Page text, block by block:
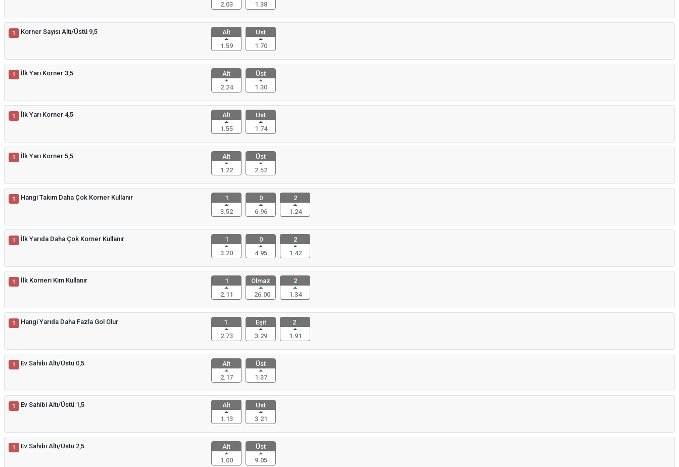
2.03
1.38
1 Korner Sayısı Altı/Üstü 9,5
Alt
1.59
Üst
1.70
1 İlk Yarı Korner 3,5
Alt
2.24
Üst
1.30
1 İlk Yarı Korner 4,5
Alt
1.55
Üst
1.74
1 İlk Yarı Korner 5,5
Alt
1.22
Üst
2.52
1 Hangi Takım Daha Çok Korner Kullanır
1
3.52
0
6.96
2
1.24
1 İlk Yarıda Daha Çok Korner Kullanır
1
3.20
0
4.95
2
1.42
1 İlk Korneri Kim Kullanır
1
2.11
Olmaz
26.00
2
1.34
1 Hangi Yarıda Daha Fazla Gol Olur
1.
2.73
Eşit
3.29
2.
1.91
1 Ev Sahibi Altı/Üstü 0,5
Alt
2.17
Üst
1.37
1 Ev Sahibi Altı/Üstü 1,5
Alt
1.13
Üst
3.21
1 Ev Sahibi Altı/Üstü 2,5
Alt
1.00
Üst
9.05